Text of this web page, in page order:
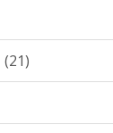
(21)